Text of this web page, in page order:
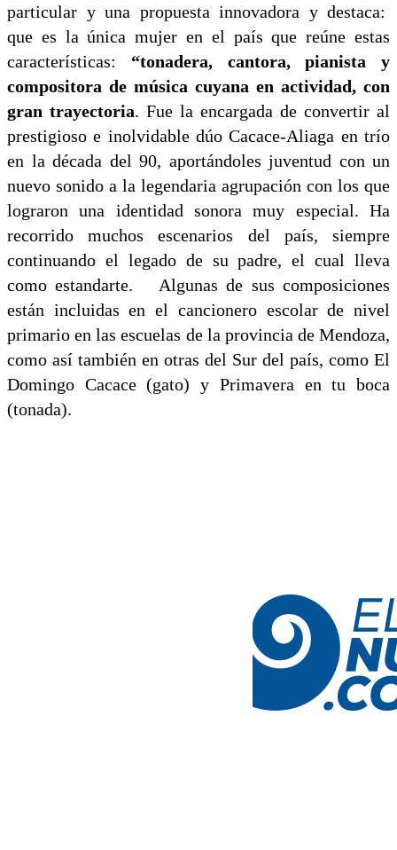
particular y una propuesta innovadora y destaca:
que es la única mujer en el país que reúne estas
características: “tonadera, cantora, pianista y
compositora de música cuyana en actividad, con
gran trayectoria. Fue la encargada de convertir al
prestigioso e inolvidable dúo Cacace-Aliaga en trío
en la década del 90, aportándoles juventud con un
nuevo sonido a la legendaria agrupación con los que
lograron una identidad sonora muy especial. Ha
recorrido muchos escenarios del país, siempre
continuando el legado de su padre, el cual lleva
como estandarte. Algunas de sus composiciones
están incluidas en el cancionero escolar de nivel
primario en las escuelas de la provincia de Mendoza,
como así también en otras del Sur del país, como El
Domingo Cacace (gato) y Primavera en tu boca
(tonada).